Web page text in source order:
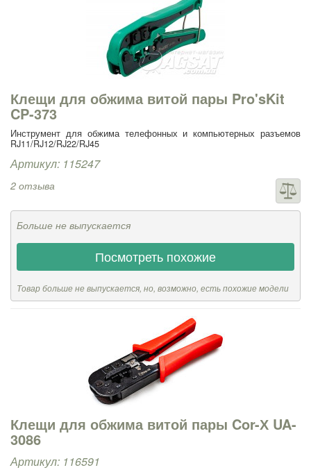
Клещи для обжима витой пары Pro'sKit
CP-373
Инструмент для обжима телефонных и компьютерных разъемов
RJ11/RJ12/RJ22/RJ45
Артикул: 115247
2 отзыва
Больше не выпускается
Посмотреть похожие
Товар больше не выпускается, но, возможно, есть похожие модели
Клещи для обжима витой пары Cor-Х UA-
3086
Артикул: 116591